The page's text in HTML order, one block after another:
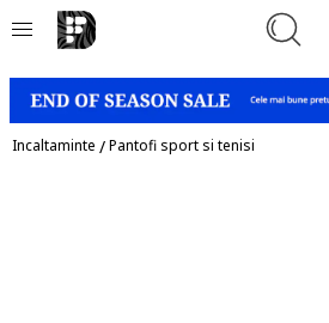
Incaltaminte /Pantofi sport si tenisi